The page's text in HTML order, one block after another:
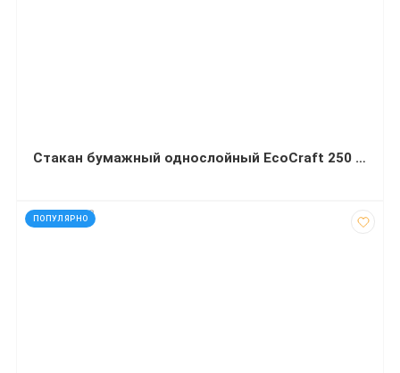
Стакан бумажный однослойный EcoCraft 250 мл плотность 250г/м2 50 штук
ПОПУЛЯРНО
код: 290282